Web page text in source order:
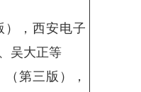
，西安电子
吴大正等
第三版），